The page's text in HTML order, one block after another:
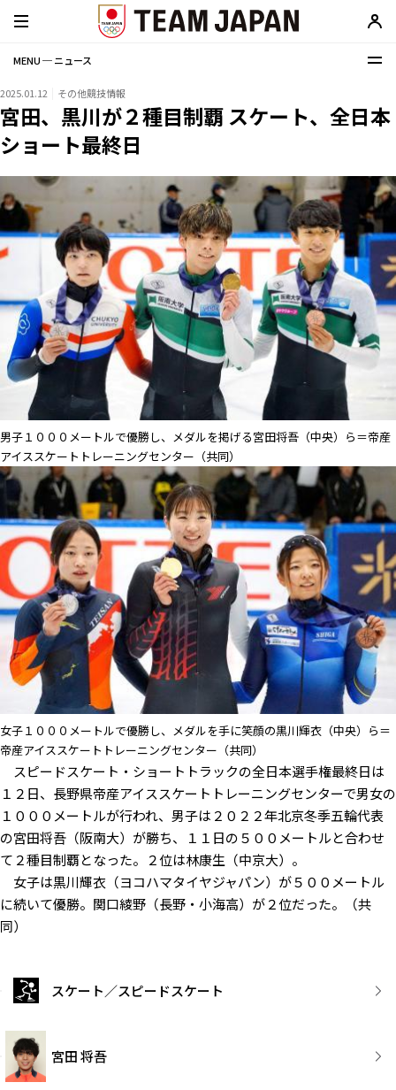
MENU ─ ニュース
2025.01.12 その他競技情報
宮田、黒川が２種目制覇 スケート、全日本
ショート最終日
男子１０００メートルで優勝し、メダルを掲げる宮田将吾（中央）ら＝帝産
アイススケートトレーニングセンター（共同）
女子１０００メートルで優勝し、メダルを手に笑顔の黒川輝衣（中央）ら＝
帝産アイススケートトレーニングセンター（共同）
スピードスケート・ショートトラックの全日本選手権最終日は
１２日、長野県帝産アイススケートトレーニングセンターで男女の
１０００メートルが行われ、男子は２０２２年北京冬季五輪代表
の宮田将吾（阪南大）が勝ち、１１日の５００メートルと合わせ
て２種目制覇となった。２位は林康生（中京大）。
女子は黒川輝衣（ヨコハマタイヤジャパン）が５００メートル
に続いて優勝。関口綾野（長野・小海高）が２位だった。（共
同）
スケート／スピードスケート
宮田 将吾